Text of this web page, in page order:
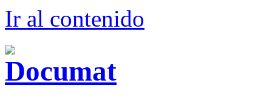
Ir al contenido